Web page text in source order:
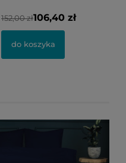
152,00 zł106,40 zł
do koszyka